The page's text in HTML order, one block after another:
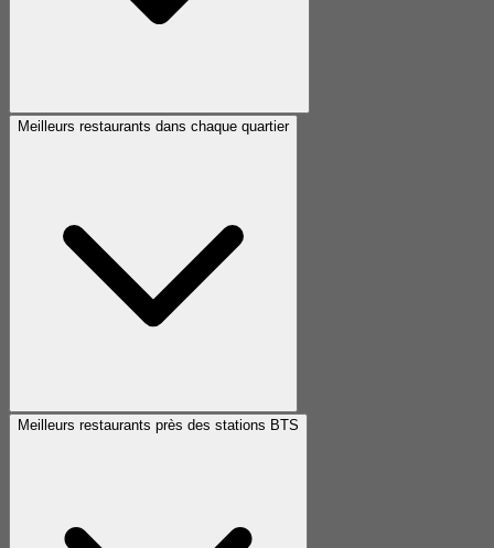
Meilleurs restaurants dans chaque quartier
Meilleurs restaurants près des stations BTS